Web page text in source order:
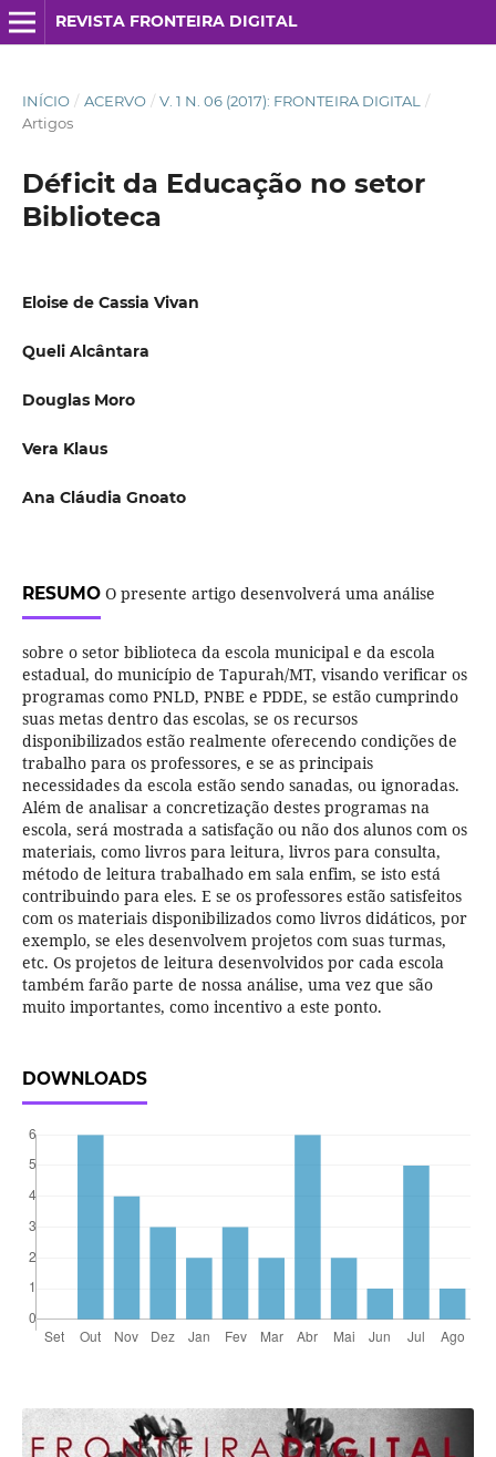
REVISTA FRONTEIRA DIGITAL
INÍCIO / ACERVO / V. 1 N. 06 (2017): FRONTEIRA DIGITAL
/
Artigos
Déficit da Educação no setor
Biblioteca
Eloise de Cassia Vivan
Queli Alcântara
Douglas Moro
Vera Klaus
Ana Cláudia Gnoato
RESUMOO presente artigo desenvolverá uma análise
sobre o setor biblioteca da escola municipal e da escola
estadual, do município de Tapurah/MT, visando verificar os
programas como PNLD, PNBE e PDDE, se estão cumprindo
suas metas dentro das escolas, se os recursos
disponibilizados estão realmente oferecendo condições de
trabalho para os professores, e se as principais
necessidades da escola estão sendo sanadas, ou ignoradas.
Além de analisar a concretização destes programas na
escola, será mostrada a satisfação ou não dos alunos com os
materiais, como livros para leitura, livros para consulta,
método de leitura trabalhado em sala enfim, se isto está
contribuindo para eles. E se os professores estão satisfeitos
com os materiais disponibilizados como livros didáticos, por
exemplo, se eles desenvolvem projetos com suas turmas,
etc. Os projetos de leitura desenvolvidos por cada escola
também farão parte de nossa análise, uma vez que são
muito importantes, como incentivo a este ponto.
DOWNLOADS